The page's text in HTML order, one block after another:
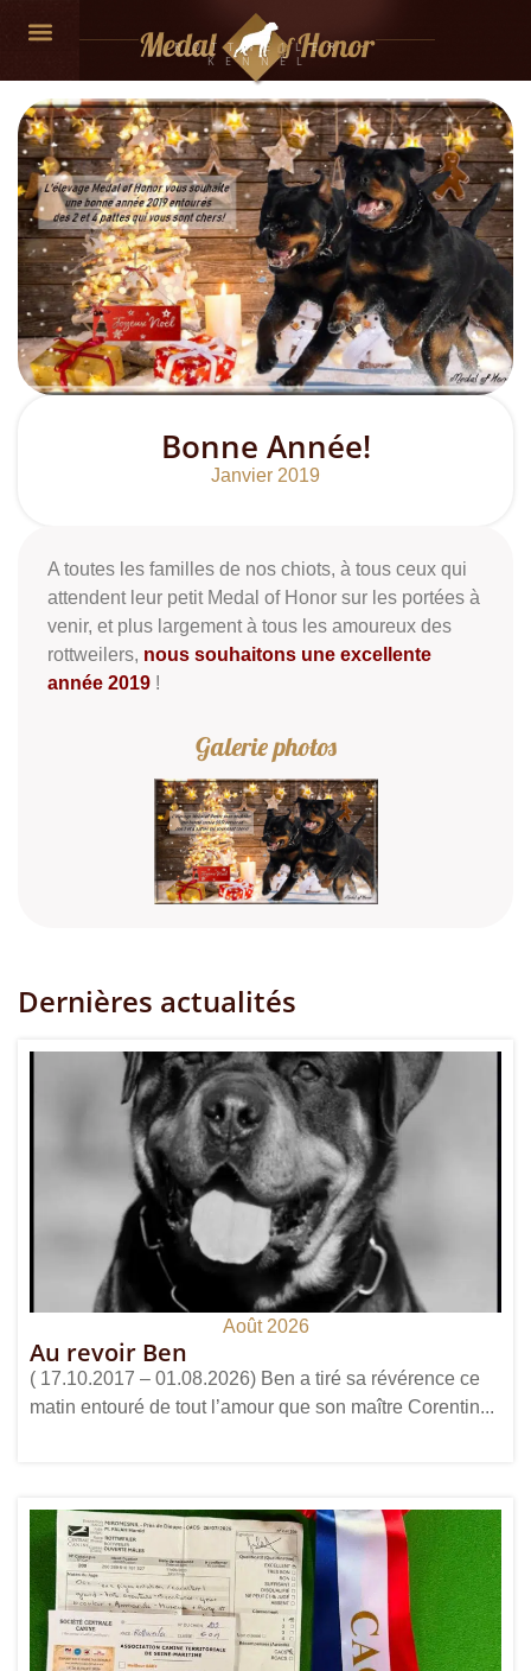
ROTTWEILER
KENNEL
Bonne Année!
Janvier 2019
A toutes les familles de nos chiots, à tous ceux qui
attendent leur petit Medal of Honor sur les portées à
venir, et plus largement à tous les amoureux des
rottweilers, nous souhaitons une excellente
année 2019 !
Dernières actualités
Août 2026
Au revoir Ben
( 17.10.2017 – 01.08.2026) Ben a tiré sa révérence ce
matin entouré de tout l’amour que son maître Corentin...